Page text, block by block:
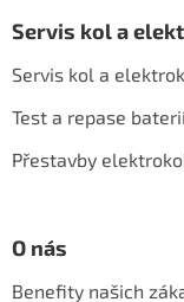
pServis kol a
Servis kol a
Test a repase
Přestavby
O nás
Benefity našich